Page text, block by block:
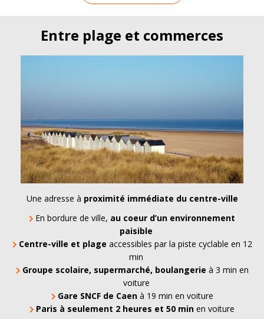
Entre plage et commerces
Une adresse à proximité immédiate du centre-ville
En bordure de ville, au coeur d’un environnement
paisible
Centre-ville et plage accessibles par la piste cyclable en 12
min
Groupe scolaire, supermarché, boulangerie à 3 min en
voiture
Gare SNCF de Caenà 19 min en voiture
Paris à seulement 2 heures et 50 min en voiture